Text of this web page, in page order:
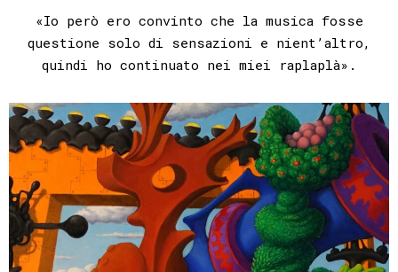
«Io però ero convinto che la musica fosse
questione solo di sensazioni e nient’altro,
quindi ho continuato nei miei raplaplà».